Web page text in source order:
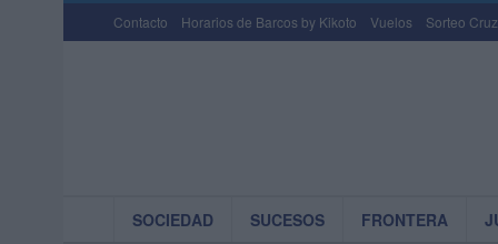
Contacto Horarios de Barcos by Kikoto Vuelos Sorteo
SOCIEDAD SUCESOS FRONTERA